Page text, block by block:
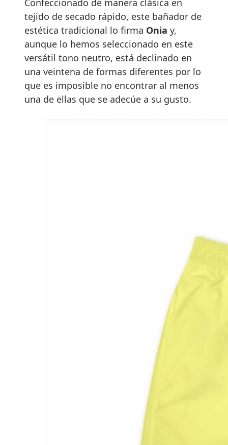
Confeccionado de manera clásica en
tejido de secado rápido, este bañador de
estética tradicional lo firma Onia y,
aunque lo hemos seleccionado en este
versátil tono neutro, está declinado en
una veintena de formas diferentes por lo
que es imposible no encontrar al menos
una de ellas que se adecúe a su gusto.